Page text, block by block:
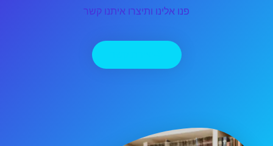
פנו אלינו ותיצרו איתנו קשר